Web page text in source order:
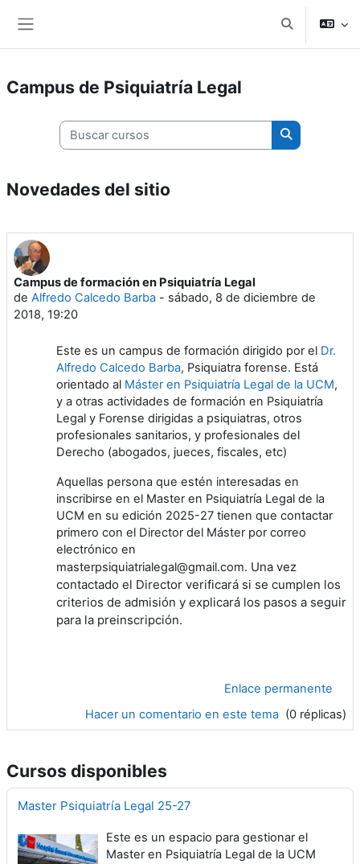
Selector de
Campus de Psiquiatría Legal
Buscar cursos
Buscar
Novedades del sitio
Campus de formación en Psiquiatría Legal
de Alfredo Calcedo Barba - sábado, 8 de diciembre de
2018, 19:20
Este es un campus de formación dirigido por el Dr.
Alfredo Calcedo Barba, Psiquiatra forense. Está
orientado al Máster en Psiquiatría Legal de la UCM,
y a otras actividades de formación en Psiquiatría
Legal y Forense dirigidas a psiquiatras, otros
profesionales sanitarios, y profesionales del
Derecho (abogados, jueces, fiscales, etc)
Aquellas persona que estén interesadas en
inscribirse en el Master en Psiquiatría Legal de la
UCM en su edición 2025-27 tienen que contactar
primero con el Director del Máster por correo
electrónico en
masterpsiquiatrialegal@gmail.com. Una vez
contactado el Director verificará si se cumplen los
criterios de admisión y explicará los pasos a seguir
para la preinscripción.
Enlace permanente
Hacer un comentario en este tema (0 réplicas)
Cursos disponibles
Master Psiquiatría Legal 25-27
Este es un espacio para gestionar el
Master en Psiquiatría Legal de la UCM